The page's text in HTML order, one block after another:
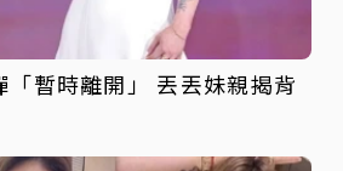
「暫時離開」 丟丟妹親揭背